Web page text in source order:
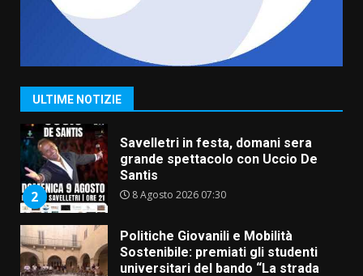
ULTIME NOTIZIE
1
La Banda Città di Fasano apre
ufficialmente la Festa di
2
Savelletri in festa, domani sera
grande spettacolo con Uccio De
Santis
8 Agosto 2026 07:30
Politiche Giovanili e Mobilità
Sostenibile: premiati gli studenti
universitari del bando “La strada